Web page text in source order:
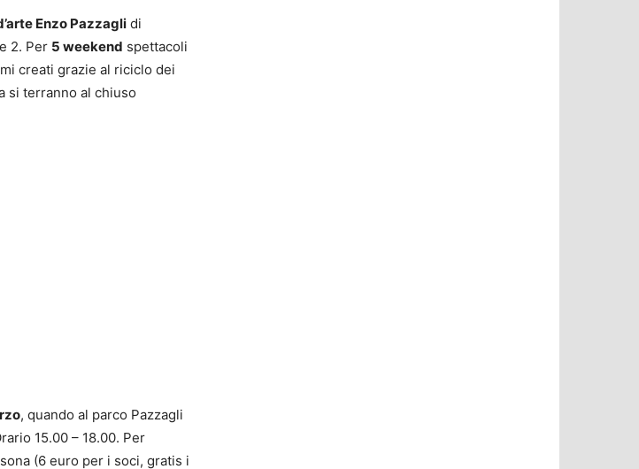
Enzo Pazzagli di
2. Per 5 weekend spettacoli
creati grazie al riciclo dei
si terranno al chiuso
, quando al parco Pazzagli
15.00 – 18.00. Per
(6 euro per i soci, gratis i